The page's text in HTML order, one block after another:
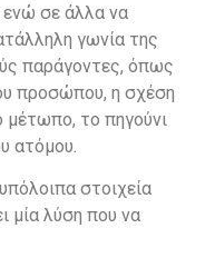
ενώ σε άλλα να
γωνία της
παράγοντες, όπως
προσώπου, η σχέση
μέτωπο, το πηγούνι
ατόμου.
στοιχεία
μία λύση που να